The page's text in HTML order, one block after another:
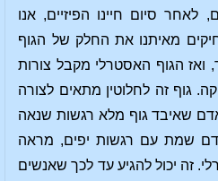
סיום חיינו הפיזיים, אנו
מאיתנו את החלק של הגוף
ואז הגוף האסטרלי מקבל צורות
גוף זה לחלוטין מתאים לצורה
שאיבד גוף מלא רגשות שנאה
שמת עם רגשות יפים, מראה
זה יכול להגיע עד לכך שאנשים